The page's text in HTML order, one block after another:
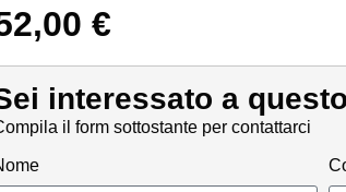
€
interessato a
il form sottostante per contattarci